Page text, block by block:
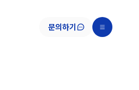
문의하기